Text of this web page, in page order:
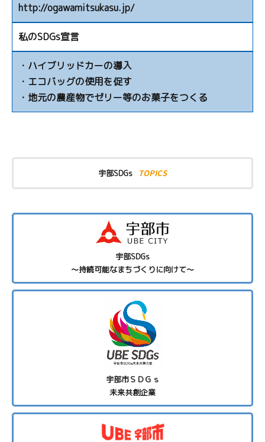
http://ogawamitsukasu.jp/
私のSDGs宣言
・ハイブリッドカーの導入
・エコバッグの使用を促す
・地元の農産物でゼリー等のお菓子をつくる
宇部SDGs TOPICS
宇部SDGs
～持続可能なまちづくりに向けて～
宇部市ＳＤＧｓ
未来共創企業